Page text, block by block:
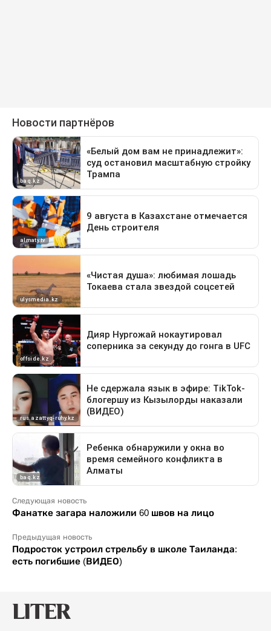
Следующая новость
Фанатке загара наложили 60 швов на лицо
Предыдущая новость
Подросток устроил стрельбу в школе Таиланда:
есть погибшие (ВИДЕО)